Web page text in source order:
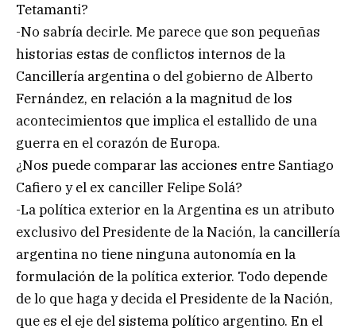
Tetamanti?
-No sabría decirle. Me parece que son pequeñas
historias estas de conflictos internos de la
Cancillería argentina o del gobierno de Alberto
Fernández, en relación a la magnitud de los
acontecimientos que implica el estallido de una
guerra en el corazón de Europa.
¿Nos puede comparar las acciones entre Santiago
Cafiero y el ex canciller Felipe Solá?
-La política exterior en la Argentina es un atributo
exclusivo del Presidente de la Nación, la cancillería
argentina no tiene ninguna autonomía en la
formulación de la política exterior. Todo depende
de lo que haga y decida el Presidente de la Nación,
que es el eje del sistema político argentino. En el